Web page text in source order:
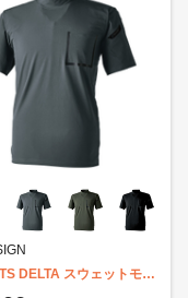
DELTA スウェットモッ
Tシャツ 83552